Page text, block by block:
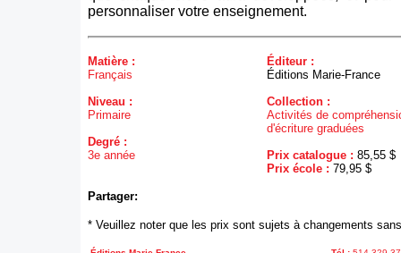
personnaliser votre enseignement.
Matière :
Français
Niveau :
Primaire
Degré :
3e année
Éditeur :
Éditions Marie-France
Collection :
Activités de
d'écriture graduées
Prix catalogue : 85,55 $
Prix école : 79,95 $
Partager:
* Veuillez noter que les prix sont sujets à changements